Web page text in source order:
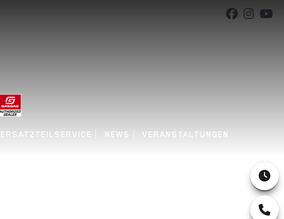
ERSATZTEILSERVICE NEWS VERANSTALTUNGEN